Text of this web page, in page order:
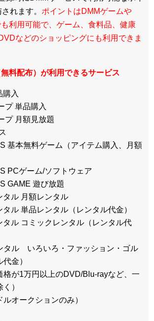
れます。 ポイントはDMMゲームや
利用可能で、ゲーム、食料品、健康
などのショッピングにも利用できま
料配布）が利用できるサービス
購入
プ 単品購入
プ 月額見放題
基本無料ゲーム（アイテム購入、月額
PCゲーム/ソフトウェア
GAME 遊び放題
タル 月額レンタル
ル 単品レンタル（レンタル代金）
タル コミックレンタル（レンタル代
タル いろいろ・ファッション・ゴル
金）
格が1万円以上のDVD/Blu-rayなど、一
）
オークションのみ）